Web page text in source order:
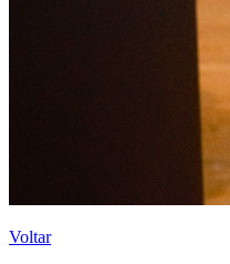
Voltar